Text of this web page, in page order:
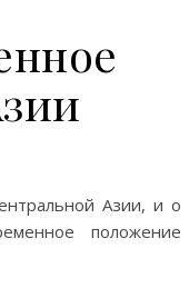
Азии, и о
положение